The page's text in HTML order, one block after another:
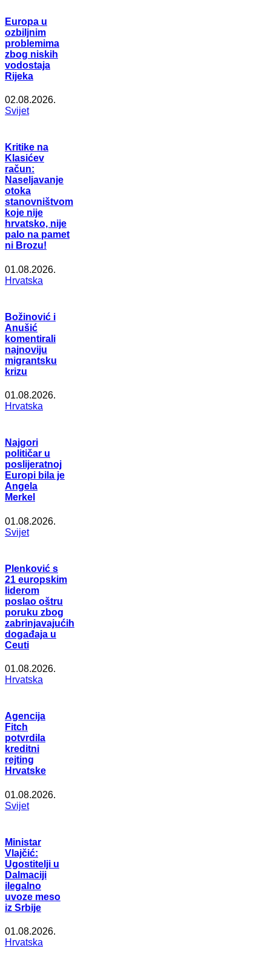
Europa u
ozbiljnim
problemima
zbog niskih
vodostaja
Rijeka
02.08.2026.
Svijet
Kritike na
Klasićev
račun:
Naseljavanje
otoka
stanovništvom
koje nije
hrvatsko, nije
palo na pamet
ni Brozu!
01.08.2026.
Hrvatska
Božinović i
Anušić
komentirali
najnoviju
migrantsku
krizu
01.08.2026.
Hrvatska
Najgori
političar u
poslijeratnoj
Europi bila je
Angela
Merkel
01.08.2026.
Svijet
Plenković s
21 europskim
liderom
poslao oštru
poruku zbog
zabrinjavajućih
događaja u
Ceuti
01.08.2026.
Hrvatska
Agencija
Fitch
potvrdila
kreditni
rejting
Hrvatske
01.08.2026.
Svijet
Ministar
Vlajčić:
Ugostitelji u
Dalmaciji
ilegalno
uvoze meso
iz Srbije
01.08.2026.
Hrvatska